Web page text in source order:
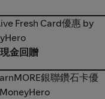
Fresh Card優惠 by
Fresh Card優惠 by
金回贈
銀聯鑽石卡優
銀聯鑽石卡優